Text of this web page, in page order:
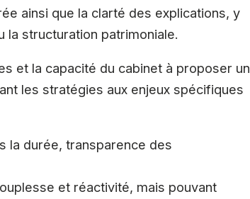
ainsi que la clarté des explications, y
structuration patrimoniale.
et la capacité du cabinet à proposer un
les stratégies aux enjeux spécifiques
la durée, transparence des
et réactivité, mais pouvant